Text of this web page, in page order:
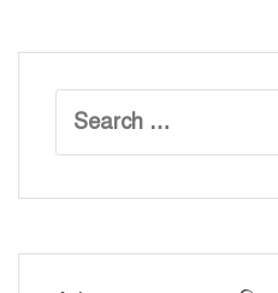
for: